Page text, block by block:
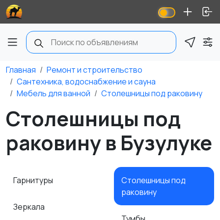
Главная
Ремонт и строительство
Сантехника, водоснабжение и сауна
Мебель для ванной
Столешницы под раковину
Столешницы под
раковину в Бузулуке
Гарнитуры
Зеркала
Столешницы под
раковину